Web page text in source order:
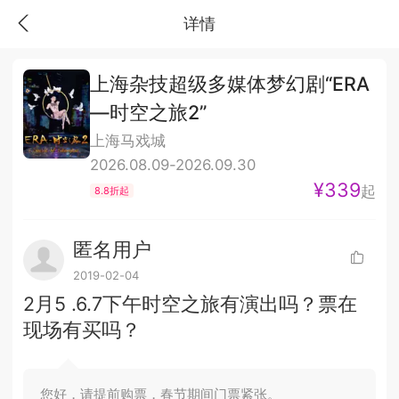
详情
上海杂技超级多媒体梦幻剧“ERA
—时空之旅2”
上海马戏城
2026.08.09-2026.09.30
8.8折起 ¥339起
匿名用户
2019-02-04
2月5 .6.7下午时空之旅有演出吗？票在
现场有买吗？
您好，请提前购票，春节期间门票紧张。